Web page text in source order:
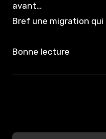
avant…
Bref une migration
Bonne lecture